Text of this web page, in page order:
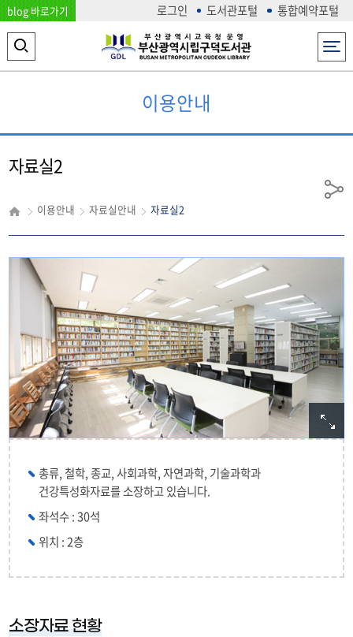
blog 바로가기 로그인 도서관포털 통합예약포털
전체메뉴
검
색
역
열
이용안내
자료실2
이용안내 자료실안내 자료실2
공
총류, 철학, 종교, 사회과학, 자연과학, 기술과학과
건강특성화자료를 소장하고 있습니다.
좌석수 : 30석
위치 : 2층
소장자료 현황